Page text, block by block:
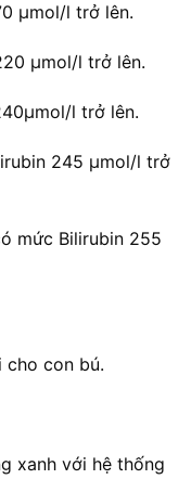
µmol/l trở lên.
µmol/l trở lên.
l trở lên.
245 µmol/l trở
mức Bilirubin 255
cho con bú.
xanh với hệ thống